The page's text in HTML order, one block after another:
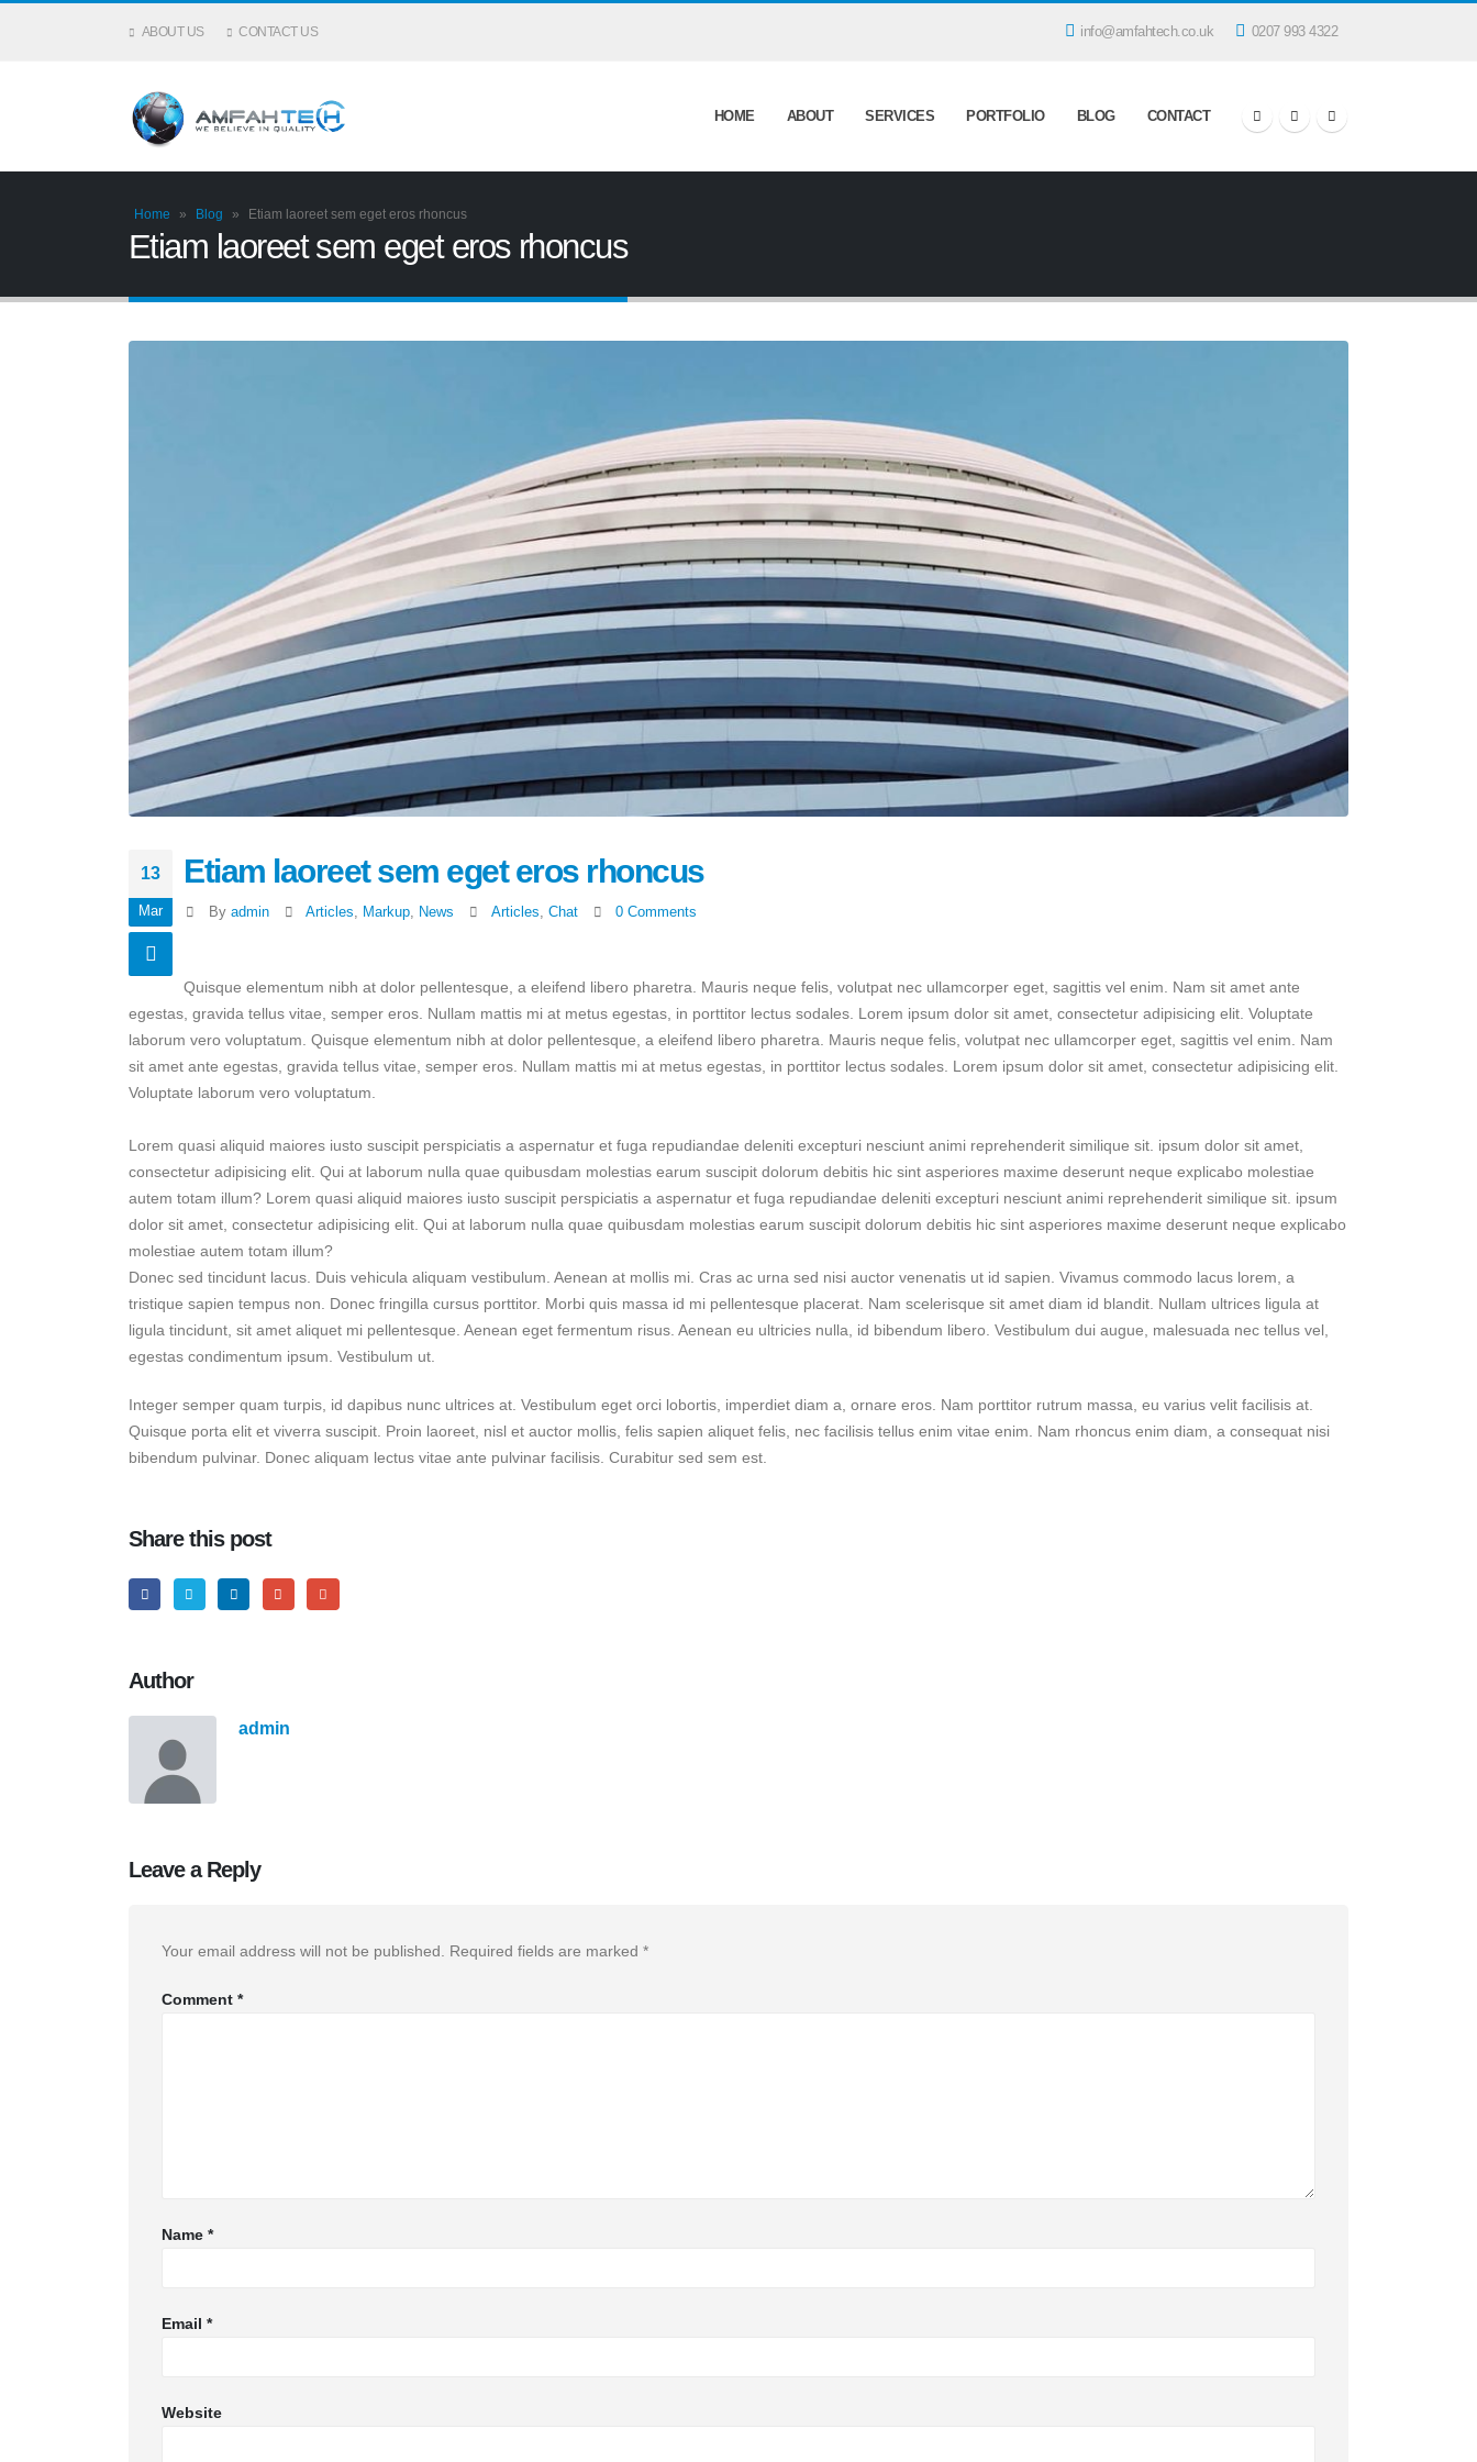
ABOUT US CONTACT US info@amfahtech.co.uk 0207 993 4322
HOME ABOUT SERVICES PORTFOLIO BLOG CONTACT
Home » Blog » Etiam laoreet sem eget eros rhoncus
Etiam laoreet sem eget eros rhoncus
13
Mar
Etiam laoreet sem eget eros rhoncus
By admin Articles, Markup, News Articles, Chat 0 Comments
Quisque elementum nibh at dolor pellentesque, a eleifend libero pharetra. Mauris neque felis, volutpat nec ullamcorper eget, sagittis vel enim. Nam sit amet ante
egestas, gravida tellus vitae, semper eros. Nullam mattis mi at metus egestas, in porttitor lectus sodales. Lorem ipsum dolor sit amet, consectetur adipisicing elit. Voluptate
laborum vero voluptatum. Quisque elementum nibh at dolor pellentesque, a eleifend libero pharetra. Mauris neque felis, volutpat nec ullamcorper eget, sagittis vel enim. Nam
sit amet ante egestas, gravida tellus vitae, semper eros. Nullam mattis mi at metus egestas, in porttitor lectus sodales. Lorem ipsum dolor sit amet, consectetur adipisicing elit.
Voluptate laborum vero voluptatum.
Lorem quasi aliquid maiores iusto suscipit perspiciatis a aspernatur et fuga repudiandae deleniti excepturi nesciunt animi reprehenderit similique sit. ipsum dolor sit amet,
consectetur adipisicing elit. Qui at laborum nulla quae quibusdam molestias earum suscipit dolorum debitis hic sint asperiores maxime deserunt neque explicabo molestiae
autem totam illum? Lorem quasi aliquid maiores iusto suscipit perspiciatis a aspernatur et fuga repudiandae deleniti excepturi nesciunt animi reprehenderit similique sit. ipsum
dolor sit amet, consectetur adipisicing elit. Qui at laborum nulla quae quibusdam molestias earum suscipit dolorum debitis hic sint asperiores maxime deserunt neque explicabo
molestiae autem totam illum?
Donec sed tincidunt lacus. Duis vehicula aliquam vestibulum. Aenean at mollis mi. Cras ac urna sed nisi auctor venenatis ut id sapien. Vivamus commodo lacus lorem, a
tristique sapien tempus non. Donec fringilla cursus porttitor. Morbi quis massa id mi pellentesque placerat. Nam scelerisque sit amet diam id blandit. Nullam ultrices ligula at
ligula tincidunt, sit amet aliquet mi pellentesque. Aenean eget fermentum risus. Aenean eu ultricies nulla, id bibendum libero. Vestibulum dui augue, malesuada nec tellus vel,
egestas condimentum ipsum. Vestibulum ut.
Integer semper quam turpis, id dapibus nunc ultrices at. Vestibulum eget orci lobortis, imperdiet diam a, ornare eros. Nam porttitor rutrum massa, eu varius velit facilisis at.
Quisque porta elit et viverra suscipit. Proin laoreet, nisl et auctor mollis, felis sapien aliquet felis, nec facilisis tellus enim vitae enim. Nam rhoncus enim diam, a consequat nisi
bibendum pulvinar. Donec aliquam lectus vitae ante pulvinar facilisis. Curabitur sed sem est.
Share this post
Author
admin
Leave a Reply
Your email address will not be published. Required fields are marked *
Comment *
Name *
Email *
Website